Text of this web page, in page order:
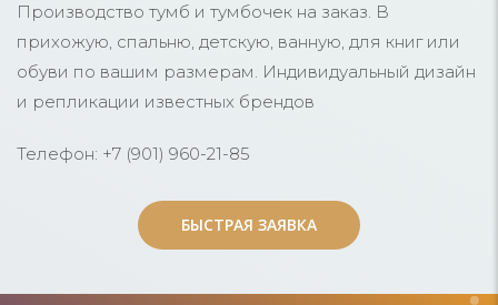
Производство тумб и тумбочек на заказ. В
прихожую, спальню, детскую, ванную, для книг или
обуви по вашим размерам. Индивидуальный дизайн
и репликации известных брендов
Телефон: +7 (901) 960-21-85
БЫСТРАЯ ЗАЯВКА
БЫСТРАЯ ЗАЯВКА